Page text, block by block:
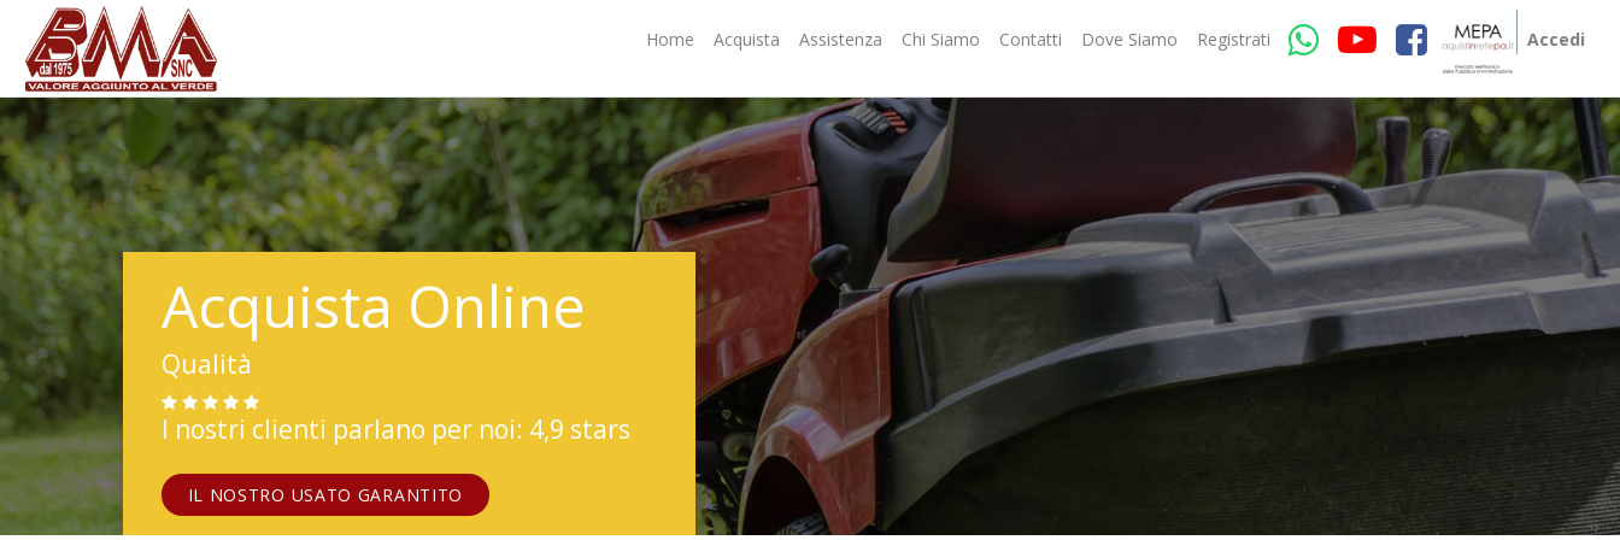
Home Acquista Assistenza Chi Siamo Contatti Dove Siamo Registrati Accedi
Acquista Online
Qualità
I nostri clienti parlano per noi: 4,9 stars
IL NOSTRO USATO GARANTITO